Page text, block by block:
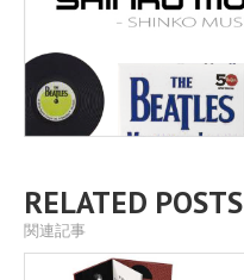
RELATED POSTS
関連記事